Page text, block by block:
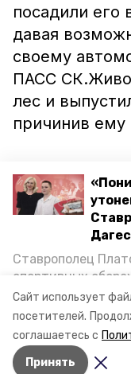
Сайт использует
посетителей.
соглашаетесь с
Принять
Ставрополец
спортивных
Каспийском море
возвращении
пригласили в
наградили.
с юным героем.
посадили
давая
своему
ПАСС
лес и
причинив ему
Напомним, до
рептилии,
музыкальную
потушили
горящей
Фото: пресс-